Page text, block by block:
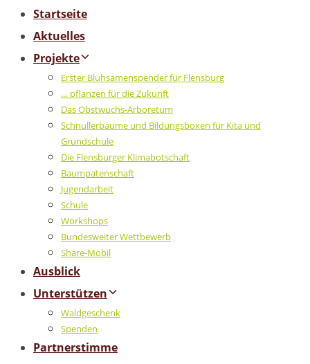
Startseite
Aktuelles
Projekte
Erster Blühsamenspender für Flensburg
… pflanzen für die Zukunft
Das Obstwuchs-Arboretum
Schnullerbäume und Bildungsboxen für Kita und
Grundschule
Die Flensburger Klimabotschaft
Baumpatenschaft
Jugendarbeit
Schule
Workshops
Bundesweiter Wettbewerb
Share-Mobil
Ausblick
Unterstützen
Waldgeschenk
Spenden
Partnerstimme